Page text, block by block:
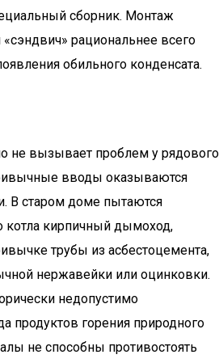
сборник. Монтаж
рациональнее всего
обильного конденсата.
не вызывает проблем у рядового
вводы оказываются
В старом доме пытаются
котла кирпичный дымоход,
трубы из асбестоцемента,
нержавейки или оцинковки.
недопустимо
продуктов горения природного
не способны противостоять